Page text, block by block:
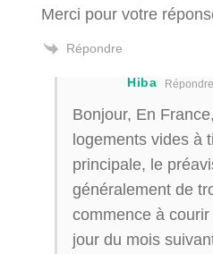
Merci pour votre
Répondre
Hiba
Bonjour, En
logements vides à
principale, le
généralement de
commence à
jour du mois